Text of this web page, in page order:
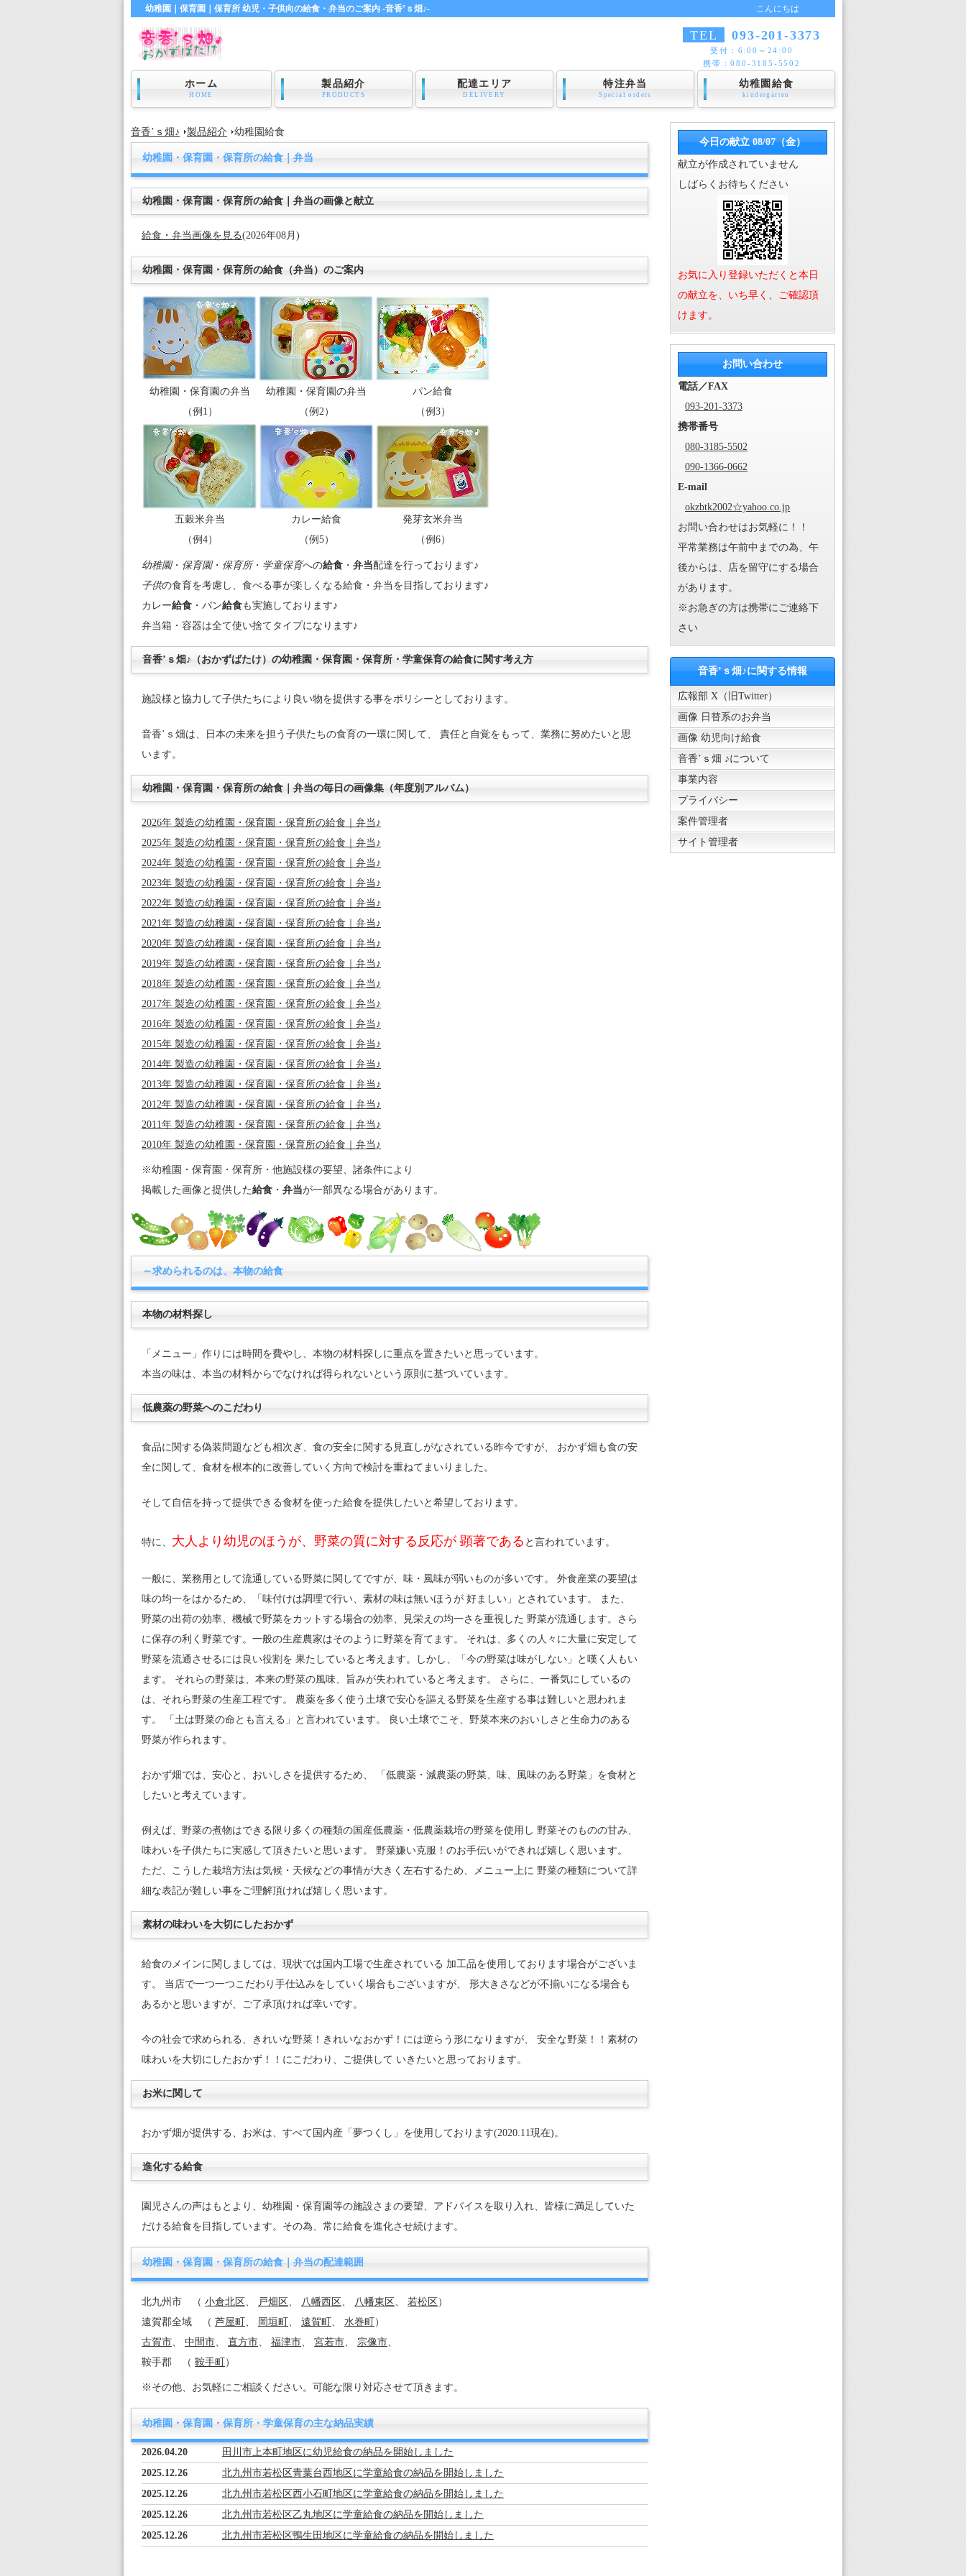
幼稚園｜保育園｜保育所 幼児・子供向の給食・弁当のご案内 -音香’ｓ畑♪- こんにちは
TEL 093-201-3373
受付：6:00～24:00
携帯：080-3185-5502
ホーム
HOME
製品紹介
PRODUCTS
配達エリア
DELIVERY
特注弁当
Special orders
幼稚園給食
kindergarten
音香’ｓ畑♪ 製品紹介 幼稚園給食
幼稚園・保育園・保育所の給食｜弁当
幼稚園・保育園・保育所の給食｜弁当の画像と献立
給食・弁当画像を見る(2026年08月)
幼稚園・保育園・保育所の給食（弁当）のご案内
幼稚園・保育園の弁当
（例1）
幼稚園・保育園の弁当
（例2）
パン給食
（例3）
五穀米弁当
（例4）
カレー給食
（例5）
発芽玄米弁当
（例6）
幼稚園・ 保育園・ 保育所・ 学童保育への給食 ・ 弁当配達を行っております♪
子供の食育を考慮し、食べる事が楽しくなる給食・弁当を目指しております♪
カレー給食 ・パン給食も実施しております♪
弁当箱・容器は全て使い捨てタイプになります♪
音香’ｓ畑♪（おかずばたけ）の幼稚園・保育園・保育所・学童保育の給食に関す考え方
施設様と協力して子供たちにより良い物を提供する事をポリシーとしております。
音香’ｓ畑は、日本の未来を担う子供たちの食育の一環に関して、 責任と自覚をもって、業務に努めたいと思
います。
幼稚園・保育園・保育所の給食｜弁当の毎日の画像集（年度別アルバム）
2026年 製造の幼稚園・保育園・保育所の給食｜弁当 ♪
2025年 製造の幼稚園・保育園・保育所の給食｜弁当 ♪
2024年 製造の幼稚園・保育園・保育所の給食｜弁当 ♪
2023年 製造の幼稚園・保育園・保育所の給食｜弁当 ♪
2022年 製造の幼稚園・保育園・保育所の給食｜弁当 ♪
2021年 製造の幼稚園・保育園・保育所の給食｜弁当 ♪
2020年 製造の幼稚園・保育園・保育所の給食｜弁当 ♪
2019年 製造の幼稚園・保育園・保育所の給食｜弁当 ♪
2018年 製造の幼稚園・保育園・保育所の給食｜弁当 ♪
2017年 製造の幼稚園・保育園・保育所の給食｜弁当 ♪
2016年 製造の幼稚園・保育園・保育所の給食｜弁当 ♪
2015年 製造の幼稚園・保育園・保育所の給食｜弁当 ♪
2014年 製造の幼稚園・保育園・保育所の給食｜弁当 ♪
2013年 製造の幼稚園・保育園・保育所の給食｜弁当 ♪
2012年 製造の幼稚園・保育園・保育所の給食｜弁当 ♪
2011年 製造の幼稚園・保育園・保育所の給食｜弁当 ♪
2010年 製造の幼稚園・保育園・保育所の給食｜弁当 ♪
※幼稚園・保育園・保育所・他施設様の要望、諸条件により
掲載した画像と提供した給食 ・ 弁当が一部異なる場合があります。
～求められるのは、本物の給食
本物の材料探し
「メニュー」作りには時間を費やし、本物の材料探しに重点を置きたいと思っています。
本当の味は、本当の材料からでなければ得られないという原則に基づいています。
低農薬の野菜へのこだわり
食品に関する偽装問題なども相次ぎ、食の安全に関する見直しがなされている昨今ですが、 おかず畑も食の安
全に関して、食材を根本的に改善していく方向で検討を重ねてまいりました。
そして自信を持って提供できる食材を使った給食を提供したいと希望しております。
特に、 大人より幼児のほうが、野菜の質に対する反応が 顕著である と言われています。
一般に、業務用として流通している野菜に関してですが、味・風味が弱いものが多いです。 外食産業の要望は
味の均一をはかるため、「味付けは調理で行い、素材の味は無いほうが 好ましい」とされています。 また、
野菜の出荷の効率、機械で野菜をカットする場合の効率、見栄えの均一さを重視した 野菜が流通します。さら
に保存の利く野菜です。一般の生産農家はそのように野菜を育てます。 それは、多くの人々に大量に安定して
野菜を流通させるには良い役割を 果たしていると考えます。しかし、「今の野菜は味がしない」と嘆く人もい
ます。 それらの野菜は、本来の野菜の風味、旨みが失われていると考えます。 さらに、一番気にしているの
は、それら野菜の生産工程です。 農薬を多く使う土壌で安心を謳える野菜を生産する事は難しいと思われま
す。 「土は野菜の命とも言える」と言われています。 良い土壌でこそ、野菜本来のおいしさと生命力のある
野菜が作られます。
おかず畑では、安心と、おいしさを提供するため、 「低農薬・減農薬の野菜、味、風味のある野菜」を食材と
したいと考えています。
例えば、野菜の煮物はできる限り多くの種類の国産低農薬・低農薬栽培の野菜を使用し 野菜そのものの甘み、
味わいを子供たちに実感して頂きたいと思います。 野菜嫌い克服！のお手伝いができれば嬉しく思います。
ただ、こうした栽培方法は気候・天候などの事情が大きく左右するため、メニュー上に 野菜の種類について詳
細な表記が難しい事をご理解頂ければ嬉しく思います。
素材の味わいを大切にしたおかず
給食のメインに関しましては、現状では国内工場で生産されている 加工品を使用しております場合がございま
す。 当店で一つ一つこだわり手仕込みをしていく場合もございますが、 形大きさなどが不揃いになる場合も
あるかと思いますが、ご了承頂ければ幸いです。
今の社会で求められる、きれいな野菜！きれいなおかず！には逆らう形になりますが、 安全な野菜！！素材の
味わいを大切にしたおかず！！にこだわり、ご提供して いきたいと思っております。
お米に関して
おかず畑が提供する、お米は、すべて国内産「夢つくし」を使用しております(2020.11現在)。
進化する給食
園児さんの声はもとより、幼稚園・保育園等の施設さまの要望、アドバイスを取り入れ、皆様に満足していた
だける給食を目指しています。その為、常に給食を進化させ続けます。
幼稚園・保育園・保育所の給食｜弁当の配達範囲
北九州市 （ 小倉北区 、 戸畑区 、 八幡西区 、 八幡東区 、 若松区 ）
遠賀郡全域 （ 芦屋町 、 岡垣町 、 遠賀町 、 水巻町 ）
古賀市、 中間市、 直方市、 福津市、 宮若市、 宗像市、
鞍手郡 （ 鞍手町 ）
※その他、お気軽にご相談ください。可能な限り対応させて頂きます。
幼稚園・保育園・保育所・学童保育の主な納品実績
2026.04.20
田川市上本町地区に幼児給食の納品を開始しました
2025.12.26
北九州市若松区青葉台西地区に学童給食の納品を開始しました
2025.12.26
北九州市若松区西小石町地区に学童給食の納品を開始しました
2025.12.26
北九州市若松区乙丸地区に学童給食の納品を開始しました
2025.12.26
北九州市若松区鴨生田地区に学童給食の納品を開始しました
今日の献立 08/07（金）
献立が作成されていません
しばらくお待ちください
お気に入り登録いただくと本日
の献立を、いち早く、ご確認頂
けます。
お問い合わせ
電話／FAX
093-201-3373
携帯番号
080-3185-5502
090-1366-0662
E-mail
okzbtk2002☆yahoo.co.jp
お問い合わせはお気軽に！！
平常業務は午前中までの為、午
後からは、店を留守にする場合
があります。
※お急ぎの方は携帯にご連絡下
さい
音香’ｓ畑♪に関する情報
広報部 X（旧Twitter）
画像 日替系のお弁当
画像 幼児向け給食
音香’ｓ畑 ♪について
事業内容
プライバシー
案件管理者
サイト管理者